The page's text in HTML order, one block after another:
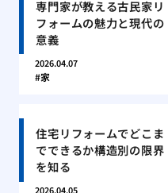
専門家が教える古民家リ
フォームの魅力と現代の
意義
2026.04.07
家
住宅リフォームでどこま
でできるか構造別の限界
を知る
2026.04.05